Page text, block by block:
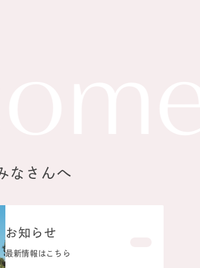
なさんへ
お知らせ
最新情報はこちら